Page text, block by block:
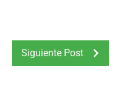
Siguiente Post